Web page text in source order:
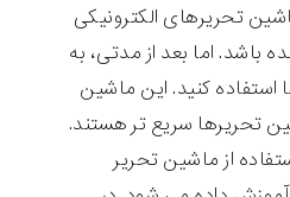
تحریرهای الکترونیکی
باشد. اما بعد از مدتی، به
استفاده کنید. این ماشین
تحریرها سریع تر هستند.
از ماشین تحریر